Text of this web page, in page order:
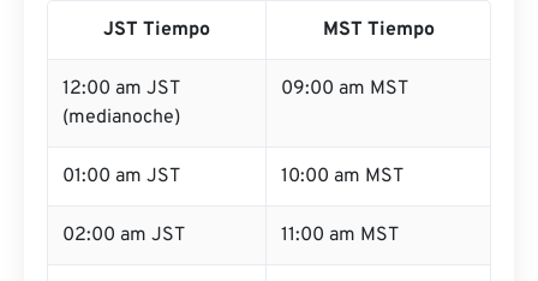
JST Tiempo MST Tiempo
12:00 am JST
(medianoche)
09:00 am MST
01:00 am JST 10:00 am MST
02:00 am JST 11:00 am MST